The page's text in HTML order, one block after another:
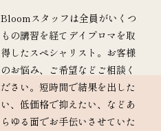
Bloomスタッフは全員がいくつ
もの講習を経てデイプロマを取
得したスペシャリスト。お客様
のお悩み、ご希望などご相談く
ださい。短時間で結果を出した
い、低価格で抑えたい、などあ
らゆる面でお手伝いさせていた